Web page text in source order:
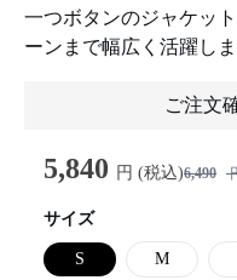
一つボタンのジャケッ
ーンまで幅広く活躍しま
ご注文
5,840 円 (税込)6,490
サイズ
S M